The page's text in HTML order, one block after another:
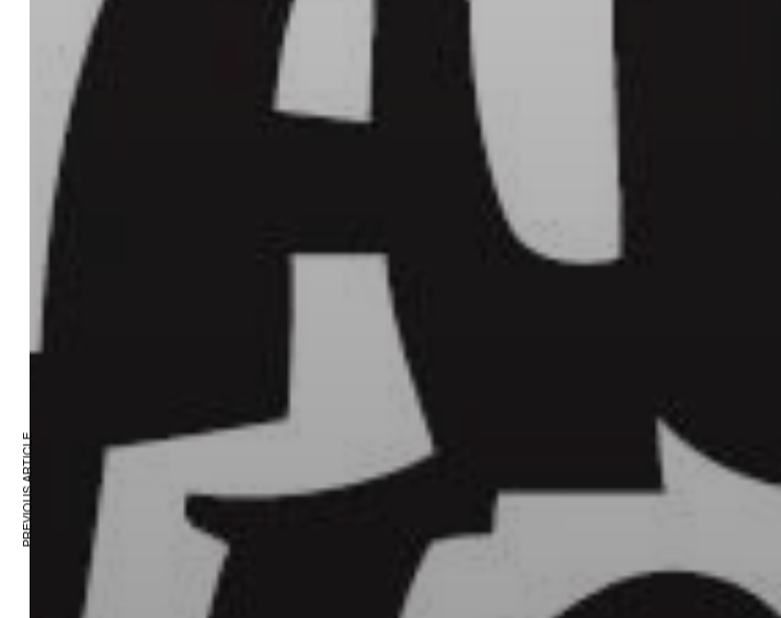
PREVIOUS ARTICLE